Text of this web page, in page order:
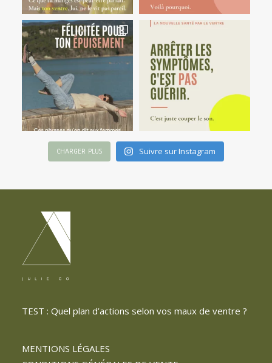
CHARGER PLUS Suivre sur Instagram
TEST : Quel plan d’actions selon vos maux de ventre ?
MENTIONS LÉGALES